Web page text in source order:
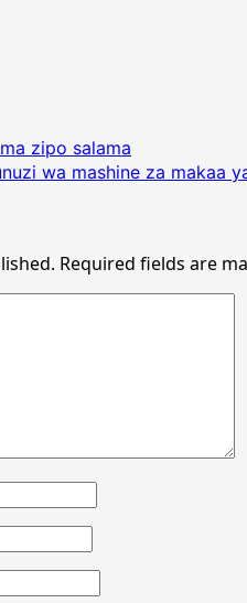
zipo salama
wa mashine za makaa
Required fields are